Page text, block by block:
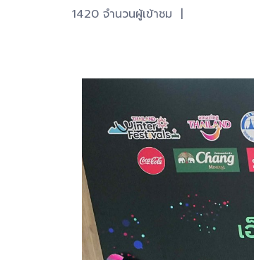
1420 จำนวนผู้เข้าชม |